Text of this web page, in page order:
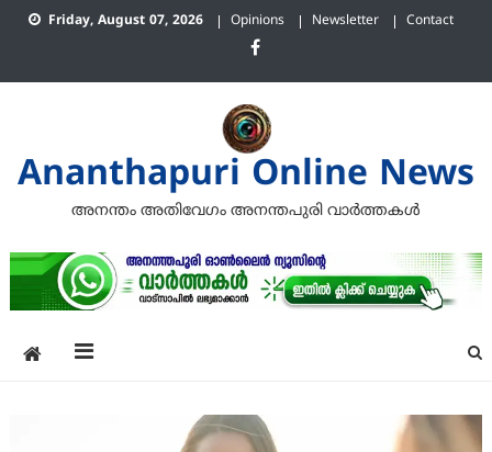
Skip
Friday, August 07, 2026 Opinions Newsletter Contact
Ananthapuri Online News
അനന്തം അതിവേഗം അനന്തപുരി വാര്‍ത്തകള്‍